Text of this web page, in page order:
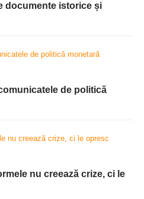
documente istorice și
de politică
nu creează crize, ci le